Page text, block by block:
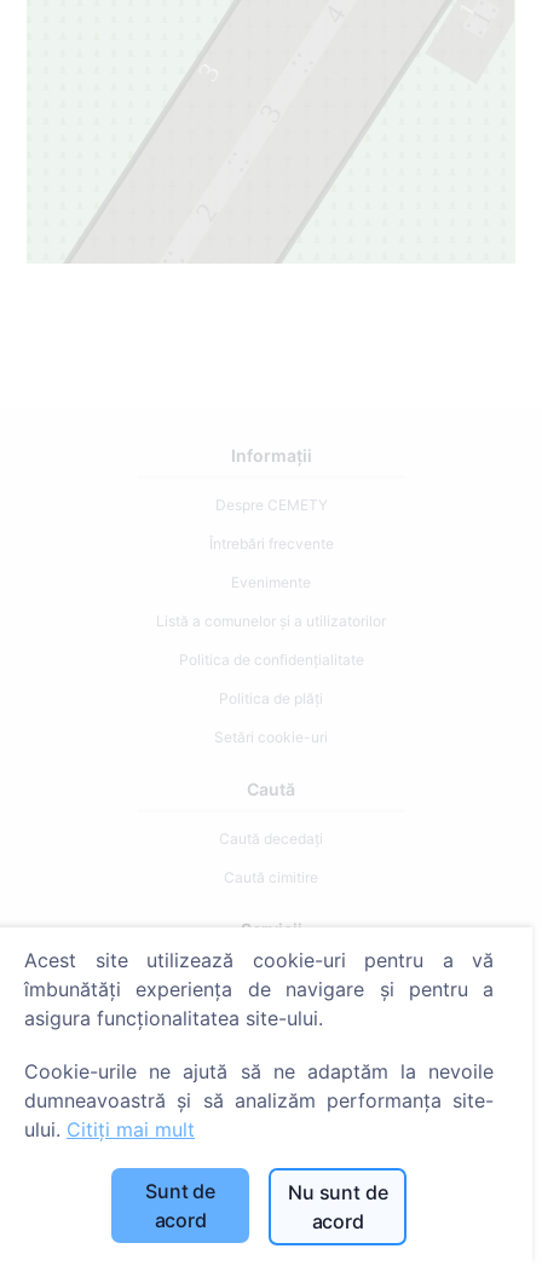
3
Informații
Despre CEMETY
Întrebări frecvente
Evenimente
Listă a comunelor și a utilizatorilor
Politica de confidențialitate
Politica de plăți
Setări cookie-uri
Caută
Caută decedați
Caută cimitire
Servicii
Contacte
371 29144816
info@cemety.lv
Acest site utilizează cookie-uri pentru a vă
îmbunătăți experiența de navigare și pentru a
asigura funcționalitatea site-ului.
Cookie-urile ne ajută să ne adaptăm la nevoile
dumneavoastră și să analizăm performanța site-
ului. Citiți mai mult
Sunt de
acord
Nu sunt de
acord